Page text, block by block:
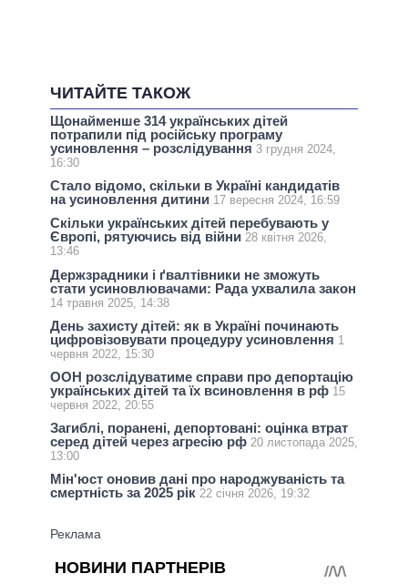
ЧИТАЙТЕ ТАКОЖ
Щонайменше 314 українських дітей
потрапили під російську програму
усиновлення – розслідування 3 грудня 2024,
16:30
Стало відомо, скільки в Україні кандидатів
на усиновлення дитини 17 вересня 2024, 16:59
Скільки українських дітей перебувають у
Європі, рятуючись від війни 28 квітня 2026,
13:46
Держзрадники і ґвалтівники не зможуть
стати усиновлювачами: Рада ухвалила закон
14 травня 2025, 14:38
День захисту дітей: як в Україні починають
цифровізовувати процедуру усиновлення 1
червня 2022, 15:30
ООН розслідуватиме справи про депортацію
українських дітей та їх всиновлення в рф 15
червня 2022, 20:55
Загиблі, поранені, депортовані: оцінка втрат
серед дітей через агресію рф 20 листопада 2025,
13:00
Мін'юст оновив дані про народжуваність та
смертність за 2025 рік 22 січня 2026, 19:32